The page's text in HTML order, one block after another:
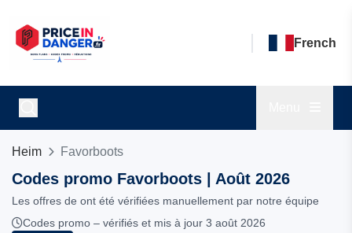
French
Heim Favorboots
Codes promo Favorboots | Août 2026
Les offres de ont été vérifiées manuellement par notre équipe
Codes promo – vérifiés et mis à jour 3 août 2026